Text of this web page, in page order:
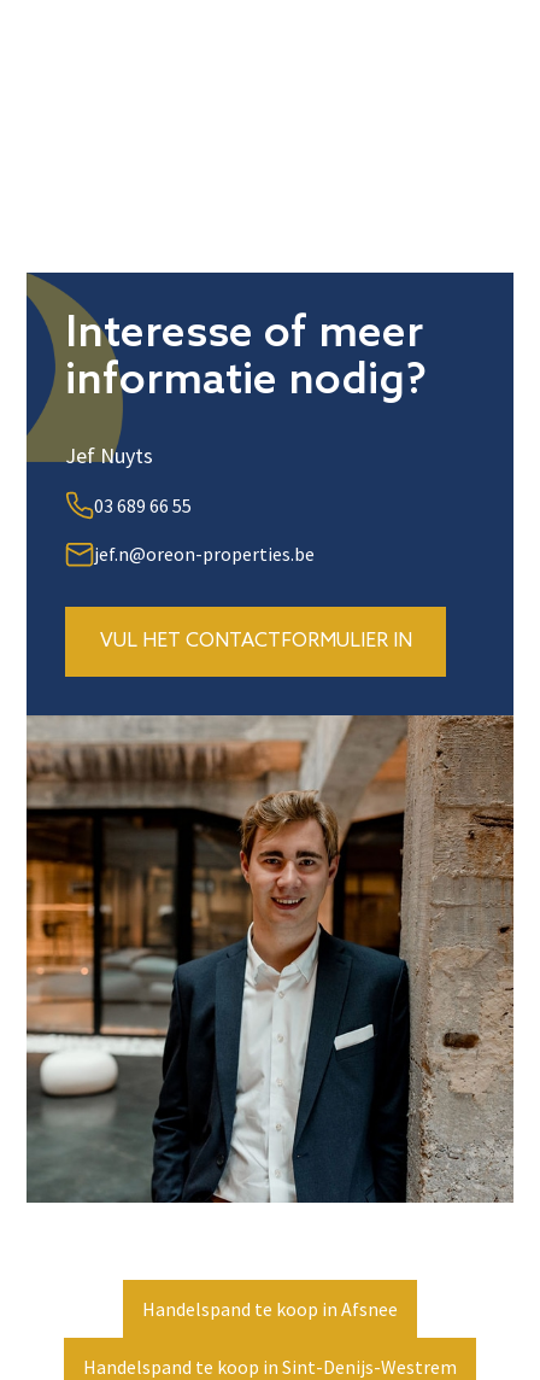
Interesse of meer
informatie nodig?
Jef Nuyts
03 689 66 55
jef.n@oreon-properties.be
VUL HET CONTACTFORMULIER IN
Handelspand te koop in Afsnee
Handelspand te koop in Sint-Denijs-Westrem